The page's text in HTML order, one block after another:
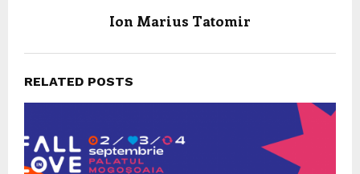
Ion Marius Tatomir
RELATED POSTS